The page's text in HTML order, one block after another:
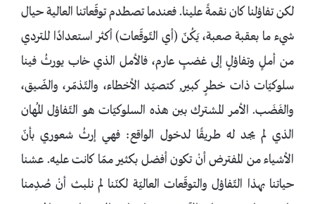
لكن تفاؤلنا كان نقمةً علينا. فعندما تصطدم توقّعاتنا العالية حيال
شيء ما بعقبة صعبة، يَكُنّ (أي التّوقّعات) أكثر استعدادًا للتردي
من أملٍ وتفاؤلٍ إلى غضبٍ عارم، فالأمل الذي خاب يورثُ فينا
سلوكيّات ذات خطرٍ كبير, كتصيّد الأخطاء، والتّذمّر، والضّيق،
والغَضَب. الأمر المشترك بين هذه السلوكيّات هو التّفاؤل المُهان
الذي لم يجد له طريقًا لدخول الواقع: فهي إرثُ شعوري بأنّ
الأشياء من المفترض أنْ تكون أفضل بكثير ممّا كانت عليه. عشنا
حياتنا بهذا التّفاؤل والتوقّعات العاليّة لكنّنا لم نلبث أنْ صُدِمنا